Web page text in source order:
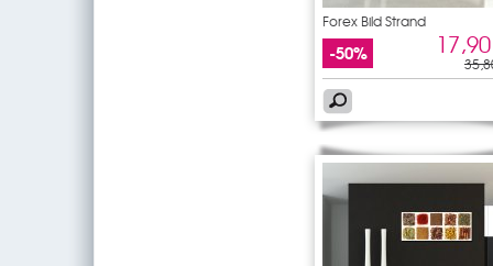
Forex Bild Strand
-50%